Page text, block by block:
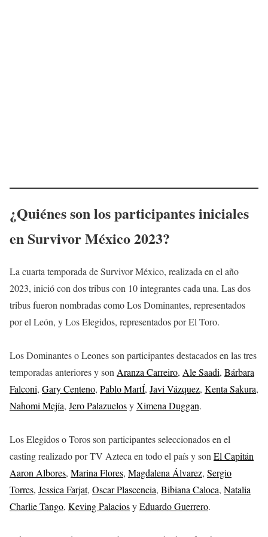
¿Quiénes son los participantes iniciales
en Survivor México 2023?
La cuarta temporada de Survivor México, realizada en el año
2023, inició con dos tribus con 10 integrantes cada una. Las dos
tribus fueron nombradas como Los Dominantes, representados
por el León, y Los Elegidos, representados por El Toro.
Los Dominantes o Leones son participantes destacados en las tres
temporadas anteriores y sonAranza Carreiro, Ale Saadi, Bárbara
Falconi, Gary Centeno, Pablo MartÍ, Javi Vázquez, Kenta Sakura,
Nahomi Mejía, Jero PalazuelosyXimena Duggan.
Los Elegidos o Toros son participantes seleccionados en el
casting realizado por TV Azteca en todo el país y sonEl Capitán
Aaron Albores, Marina Flores, Magdalena Álvarez, Sergio
Torres, Jessica Farjat, Oscar Plascencia, Bibiana Caloca, Natalia
Charlie Tango, Keving PalaciosyEduardo Guerrero.